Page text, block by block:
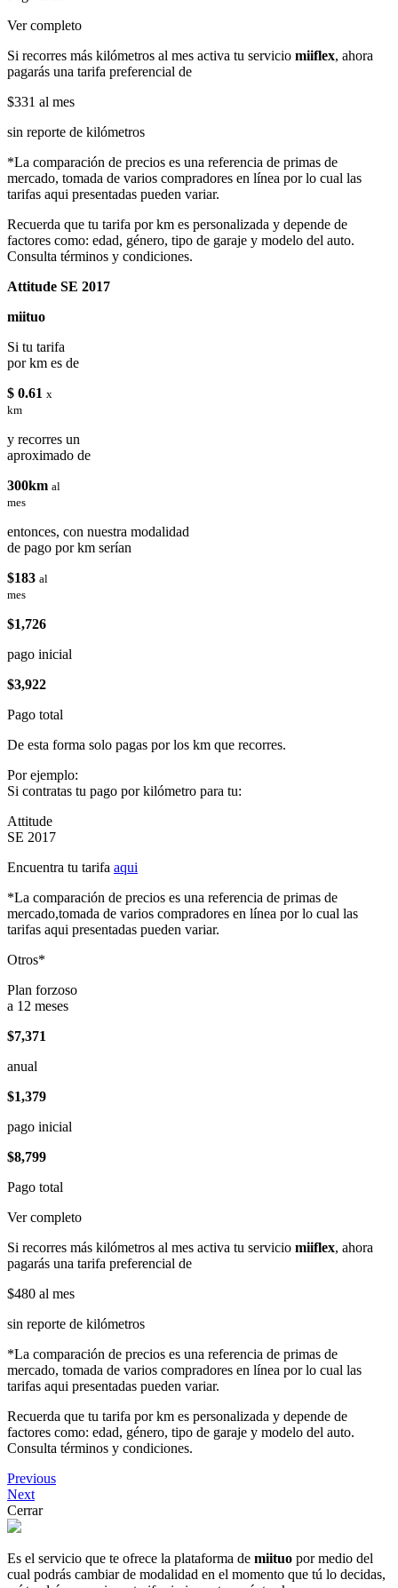
Ver completo
Si recorres más kilómetros al mes activa tu servicio miiflex, ahora
pagarás una tarifa preferencial de
$331 al mes
sin reporte de kilómetros
*La comparación de precios es una referencia de primas de
mercado, tomada de varios compradores en línea por lo cual las
tarifas aqui presentadas pueden variar.
Recuerda que tu tarifa por km es personalizada y depende de
factores como: edad, género, tipo de garaje y modelo del auto.
Consulta términos y condiciones.
Attitude SE 2017
miituo
Si tu tarifa
por km es de
$ 0.61 x
km
y recorres un
aproximado de
300km al
mes
entonces, con nuestra modalidad
de pago por km serían
$183 al
mes
$1,726
pago inicial
$3,922
Pago total
De esta forma solo pagas por los km que recorres.
Por ejemplo:
Si contratas tu pago por kilómetro para tu:
Attitude
SE 2017
Encuentra tu tarifa aqui
*La comparación de precios es una referencia de primas de
mercado,tomada de varios compradores en línea por lo cual las
tarifas aqui presentadas pueden variar.
Otros*
Plan forzoso
a 12 meses
$7,371
anual
$1,379
pago inicial
$8,799
Pago total
Ver completo
Si recorres más kilómetros al mes activa tu servicio miiflex, ahora
pagarás una tarifa preferencial de
$480 al mes
sin reporte de kilómetros
*La comparación de precios es una referencia de primas de
mercado, tomada de varios compradores en línea por lo cual las
tarifas aqui presentadas pueden variar.
Recuerda que tu tarifa por km es personalizada y depende de
factores como: edad, género, tipo de garaje y modelo del auto.
Consulta términos y condiciones.
Previous
Next
Cerrar
Es el servicio que te ofrece la plataforma de miituo por medio del
cual podrás cambiar de modalidad en el momento que tú lo decidas,